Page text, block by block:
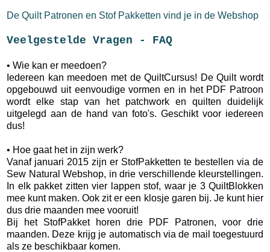
De Quilt Patronen en Stof Pakketten vind je in de Webshop
Veelgestelde Vragen - FAQ
• Wie kan er meedoen?
Iedereen kan meedoen met de QuiltCursus! De Quilt wordt
opgebouwd uit eenvoudige vormen en in het PDF Patroon
wordt elke stap van het patchwork en quilten duidelijk
uitgelegd aan de hand van foto's. Geschikt voor iedereen
dus!
• Hoe gaat het in zijn werk?
Vanaf januari 2015 zijn er StofPakketten te bestellen via de
Sew Natural Webshop, in drie verschillende kleurstellingen.
In elk pakket zitten vier lappen stof, waar je 3 QuiltBlokken
mee kunt maken. Ook zit er een klosje garen bij. Je kunt hier
dus drie maanden mee vooruit!
Bij het StofPakket horen drie PDF Patronen, voor drie
maanden. Deze krijg je automatisch via de mail toegestuurd
als ze beschikbaar komen.